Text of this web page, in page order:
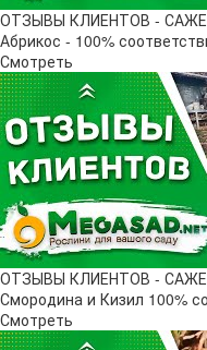
ОТЗЫВЫ КЛИЕНТОВ -
Абрикос - 100%
Смотреть
ОТЗЫВЫ КЛИЕНТОВ -
Смородина и Кизил 100%
Смотреть